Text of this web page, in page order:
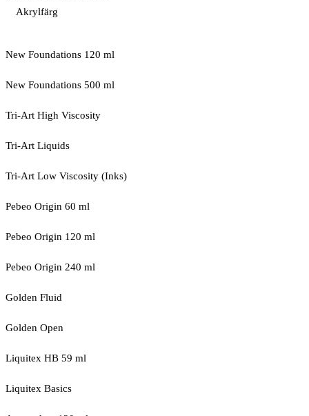
Akrylfärg
New Foundations 120 ml
New Foundations 500 ml
Tri-Art High Viscosity
Tri-Art Liquids
Tri-Art Low Viscosity (Inks)
Pebeo Origin 60 ml
Pebeo Origin 120 ml
Pebeo Origin 240 ml
Golden Fluid
Golden Open
Liquitex HB 59 ml
Liquitex Basics